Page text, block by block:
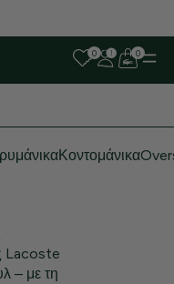
0 0
Κοντομάνικα
Lacoste
– με τη